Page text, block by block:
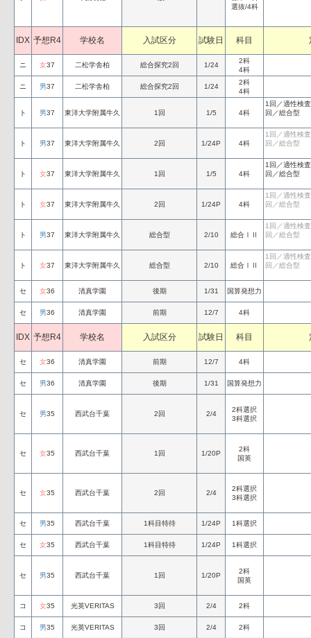
選抜/4科
IDX 予想R4 学校名 入試区分 試験日 科目
ニ 女37 二松学舎柏 総合探究2回 1/24
2科
4科
ニ 男37 二松学舎柏 総合探究2回 1/24
2科
4科
ト 男37 東洋大学附属牛久 1回 1/5 4科
1回／適性検
回／総合型
ト 男37 東洋大学附属牛久 2回 1/24P 4科
1回／適性検
回／総合型
ト 女37 東洋大学附属牛久 1回 1/5 4科
1回／適性検
回／総合型
ト 女37 東洋大学附属牛久 2回 1/24P 4科
1回／適性検
回／総合型
ト 男37 東洋大学附属牛久 総合型 2/10 総合ⅠⅡ
1回／適性検
回／総合型
ト 女37 東洋大学附属牛久 総合型 2/10 総合ⅠⅡ
1回／適性検
回／総合型
セ 女36 清真学園 後期 1/31 国算発想力
セ 男36 清真学園 前期 12/7 4科
IDX 予想R4 学校名 入試区分 試験日 科目
セ 女36 清真学園 前期 12/7 4科
セ 男36 清真学園 後期 1/31 国算発想力
セ 男35 西武台千葉 2回 2/4
2科選択
3科選択
セ 女35 西武台千葉 1回 1/20P
2科
国英
セ 女35 西武台千葉 2回 2/4
2科選択
3科選択
セ 男35 西武台千葉 1科目特待 1/24P 1科選択
セ 女35 西武台千葉 1科目特待 1/24P 1科選択
セ 男35 西武台千葉 1回 1/20P
2科
国英
コ 女35 光英VERITAS 3回 2/4 2科
コ 男35 光英VERITAS 3回 2/4 2科